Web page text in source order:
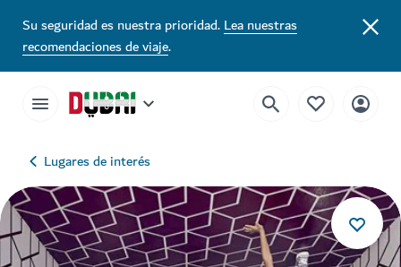
Su seguridad es nuestra prioridad.Lea nuestras
recomendaciones de viaje.
Lugares de interés